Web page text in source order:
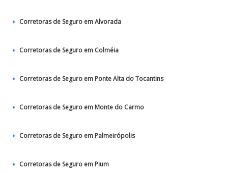
Corretoras de Seguro em Alvorada
Corretoras de Seguro em Colméia
Corretoras de Seguro em Ponte Alta do Tocantins
Corretoras de Seguro em Monte do Carmo
Corretoras de Seguro em Palmeirópolis
Corretoras de Seguro em Pium